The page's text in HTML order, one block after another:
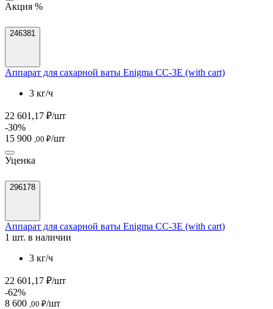
Акция %
246381
Аппарат для сахарной ваты Enigma CC-3E (with cart)
3 кг/ч
22 601,17 ₽/шт
-30%
15 900 ,00 ₽/шт
Уценка
296178
Аппарат для сахарной ваты Enigma CC-3E (with cart)
1 шт. в наличии
3 кг/ч
22 601,17 ₽/шт
-62%
8 600 ,00 ₽/шт